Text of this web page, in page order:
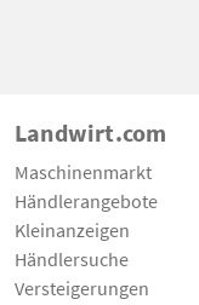
Landwirt.com
Maschinenmarkt
Händlerangebote
Kleinanzeigen
Händlersuche
Versteigerungen